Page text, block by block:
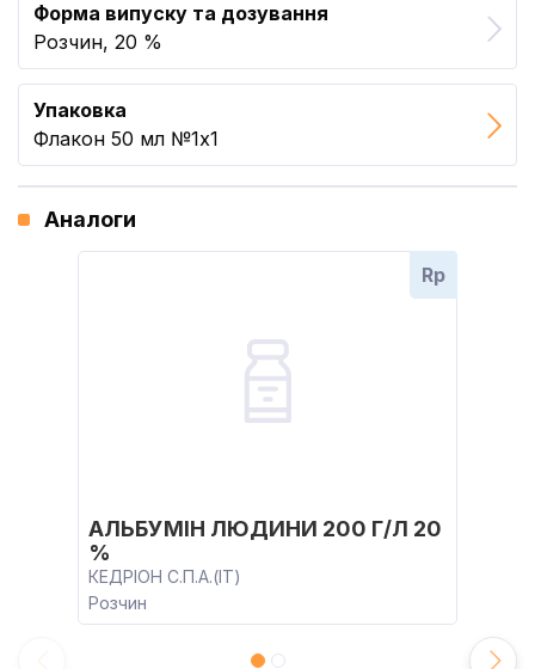
Форма випуску та дозування
Розчин, 20 %
Упаковка
Флакон 50 мл №1x1
Аналоги
Rp
АЛЬБУМІН ЛЮДИНИ 200 Г/Л 20
%
КЕДРІОН С.П.А.(IT)
Розчин